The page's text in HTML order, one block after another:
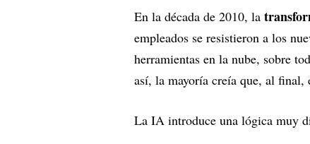
En la década de 2010, la
empleados se resistieron a los
herramientas en la nube, sobre
así, la mayoría creía que, al final,
La IA introduce una lógica muy